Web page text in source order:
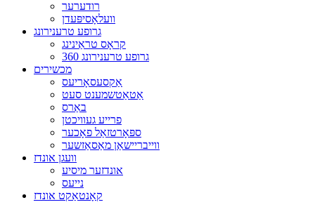
רודערער
וועלאָסיפּעדן
גרופע טרענירונג
קראָס טראַינינג
360 גרופע טרענירונג
מכשירים
אַקסעסאָריעס
אַטאַטשמענט סעט
באַרס
פרייע געוויכטן
ספּאָרטזאַל פאָכער
ווייבריישאַן מאַסאַזשער
וועגן אונדז
אונדזער מיסיע
נייעס
קאָנטאַקט אונדז